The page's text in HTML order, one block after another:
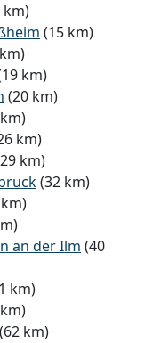
km)
(15 km)
km)
(20 km)
km)
km)
(32 km)
an der Ilm (40
km)
(62 km)